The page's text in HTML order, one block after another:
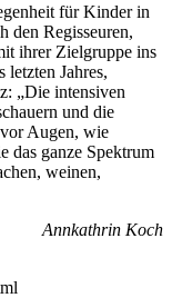
für Kinder in
den Regisseuren,
ihrer Zielgruppe ins
letzten Jahres,
„Die intensiven
und die
Augen, wie
das ganze Spektrum
weinen,
Annkathrin Koch